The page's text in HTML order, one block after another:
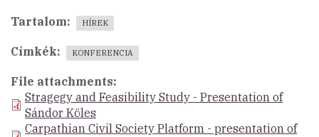
Tartalom HÍREK
Címkék KONFERENCIA
File attachments
Stragegy and Feasibility Study - Presentation of
Sándor Köles
Carpathian Civil Society Platform - presentation of